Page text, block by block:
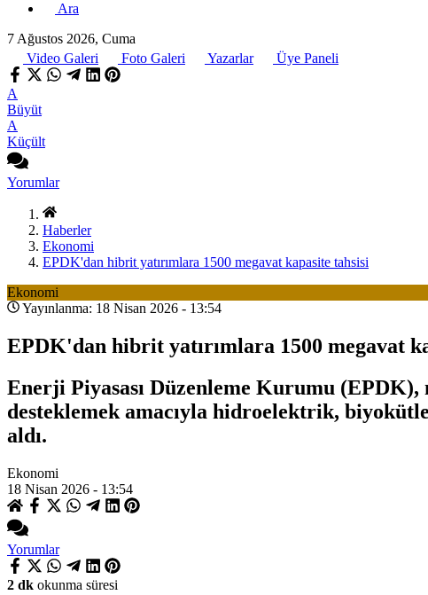
Ara
7 Ağustos 2026, Cuma
Video Galeri
Foto Galeri Yazarlar Üye Paneli
A
Büyüt
A
Küçült
Yorumlar
Haberler
Ekonomi
EPDK'dan hibrit yatırımlara 1500 megavat kapasite tahsisi
Ekonomi
Yayınlanma: 18 Nisan 2026 - 13:54
EPDK'dan hibrit yatırımlara 1500 megavat
Enerji Piyasası Düzenleme Kurumu
desteklemek amacıyla hidroelektrik,
aldı.
Ekonomi
18 Nisan 2026 - 13:54
Yorumlar
2 dk okunma süresi